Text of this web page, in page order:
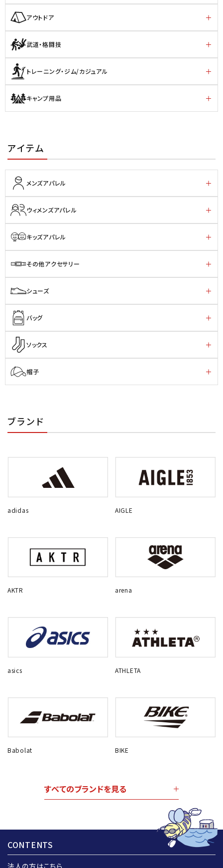
アウトドア
武道・格闘技
トレーニング・ジム/カジュアル
キャンプ用品
アイテム
メンズアパレル
ウィメンズアパレル
キッズアパレル
その他アクセサリー
シューズ
バッグ
ソックス
帽子
ブランド
adidas AIGLE
AKTR arena
asics ATHLETA
Babolat BIKE
すべてのブランドを見る
CONTENTS